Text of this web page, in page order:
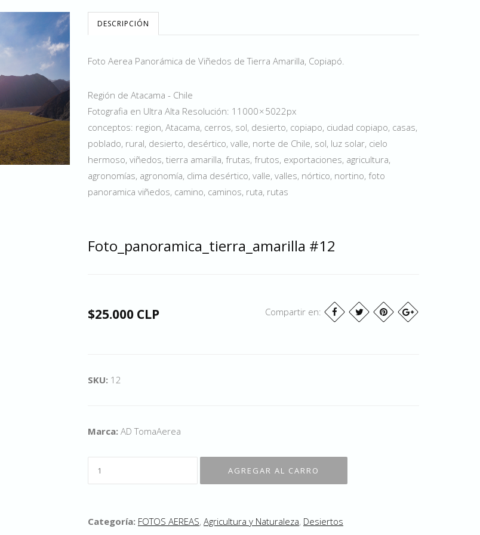
DESCRIPCIÓN
Foto Aerea Panorámica de Viñedos de Tierra Amarilla, Copiapó.
Región de Atacama - Chile
Fotografia en Ultra Alta Resolución: 11000 × 5022px
conceptos: region, Atacama, cerros, sol, desierto, copiapo, ciudad copiapo, casas,
poblado, rural, desierto, desértico, valle, norte de Chile, sol, luz solar, cielo
hermoso, viñedos, tierra amarilla, frutas, frutos, exportaciones, agricultura,
agronomías, agronomía, clima desértico, valle, valles, nórtico, nortino, foto
panoramica viñedos, camino, caminos, ruta, rutas
Foto_panoramica_tierra_amarilla #12
$25.000 CLP Compartir en:
SKU: 12
Marca: AD TomaAerea
Categoría: FOTOS AEREAS, Agricultura y Naturaleza, Desiertos